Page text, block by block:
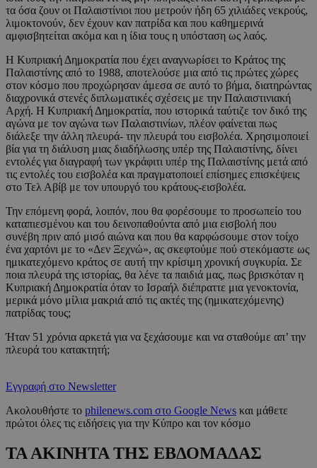
τα όσα ζουν οι Παλαιστίνιοι που μετρούν ήδη 65 χιλιάδες νεκρούς,
λιμοκτονούν, δεν έχουν καν πατρίδα και που καθημερινά
αμφισβητείται ακόμα και η ίδια τους η υπόσταση ως λαός.
Η Κυπριακή Δημοκρατία που έχει αναγνωρίσει το Κράτος της
Παλαιστίνης από το 1988, αποτελούσε μια από τις πρώτες χώρες
στον κόσμο που προχώρησαν άμεσα σε αυτό το βήμα, διατηρώντας
διαχρονικά στενές διπλωματικές σχέσεις με την Παλαιστινιακή
Αρχή. Η Κυπριακή Δημοκρατία, που ιστορικά ταύτιζε τον δικό της
αγώνα με τον αγώνα των Παλαιστινίων, πλέον φαίνεται πως
διάλεξε την άλλη πλευρά- την πλευρά του εισβολέα. Χρησιμοποιεί
βία για τη διάλυση μιας διαδήλωσης υπέρ της Παλαιστίνης, δίνει
εντολές για διαγραφή των γκράφιτι υπέρ της Παλαιστίνης μετά από
τις εντολές του εισβολέα και πραγματοποιεί επίσημες επισκέψεις
στο Τελ Αβίβ με τον υπουργό του κράτους-εισβολέα.
Την επόμενη φορά, λοιπόν, που θα φορέσουμε το προσωπείο του
καταπιεσμένου και του δεινοπαθούντα από μια εισβολή που
συνέβη πριν από μισό αιώνα και που θα καρφώσουμε στον τοίχο
ένα χαρτόνι με το «Δεν Ξεχνώ», ας σκεφτούμε πού στεκόμαστε ως
ημικατεχόμενο κράτος σε αυτή την κρίσιμη χρονική συγκυρία. Σε
ποια πλευρά της ιστορίας, θα λένε τα παιδιά μας, πως βρισκόταν η
Κυπριακή Δημοκρατία όταν το Ισραήλ διέπραττε μια γενοκτονία,
μερικά μόνο μίλια μακριά από τις ακτές της (ημικατεχόμενης)
πατρίδας τους;
Ήταν 51 χρόνια αρκετά για να ξεχάσουμε και να σταθούμε απ’ την
πλευρά του κατακτητή;
Εγγραφή στο Newsletter
Ακολουθήστε το philenews.com στο Google News και μάθετε
πρώτοι όλες τις ειδήσεις για την Κύπρο και τον κόσμο
ΤΑ ΑΚΙΝΗΤΑ ΤΗΣ ΕΒΔΟΜΑΔΑΣ